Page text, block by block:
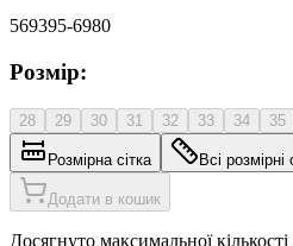
569395-6980
Розмір:
28 29 30 31 32 33 34 35
Розмірна сітка Всі розмірні
Додати в кошик
Досягнуто максимальної кількості